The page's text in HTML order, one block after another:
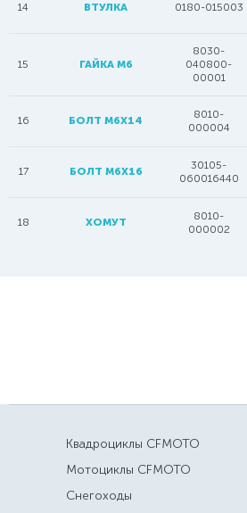
14 ВТУЛКА 0180-015003
15 ГАЙКА М6
8030-
040800-
00001
16 БОЛТ М6Х14
8010-
000004
17 БОЛТ M6X16
30105-
060016440
18 ХОМУТ
8010-
000002
Квадроциклы CFMOTO
Мотоциклы CFMOTO
Снегоходы